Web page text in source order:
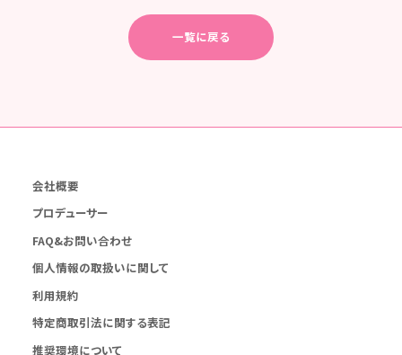
一覧に戻る
会社概要
プロデューサー
FAQ&お問い合わせ
個人情報の取扱いに関して
利用規約
特定商取引法に関する表記
推奨環境について